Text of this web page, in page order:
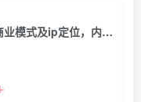
三农策划师短视频起号课，三农类目商业模式及ip定位，内容制作方法，账号运营技巧